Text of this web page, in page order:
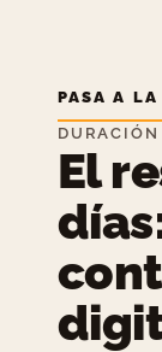
PASA A LA
El